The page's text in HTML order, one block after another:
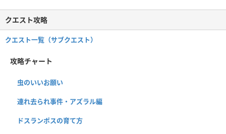
クエスト攻略
クエスト一覧（サブクエスト）
攻略チャート
虫のいいお願い
連れ去られ事件・アズラル編
ドスランポスの育て方